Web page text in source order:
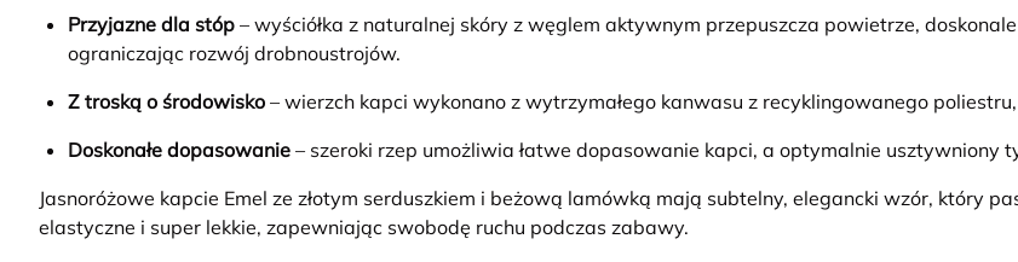
Przyjazne dla stóp – wyściółka z naturalnej skóry z węglem aktywnym przepuszcza powietrze,
ograniczając rozwój drobnoustrojów.
Z troską o środowisko – wierzch kapci wykonano z wytrzymałego kanwasu z recyklingowanego
Doskonałe dopasowanie – szeroki rzep umożliwia łatwe dopasowanie kapci, a optymalnie usztywniony
Jasnoróżowe kapcie Emel ze złotym serduszkiem i beżową lamówką mają subtelny, elegancki wzór, który
elastyczne i super lekkie, zapewniając swobodę ruchu podczas zabawy.